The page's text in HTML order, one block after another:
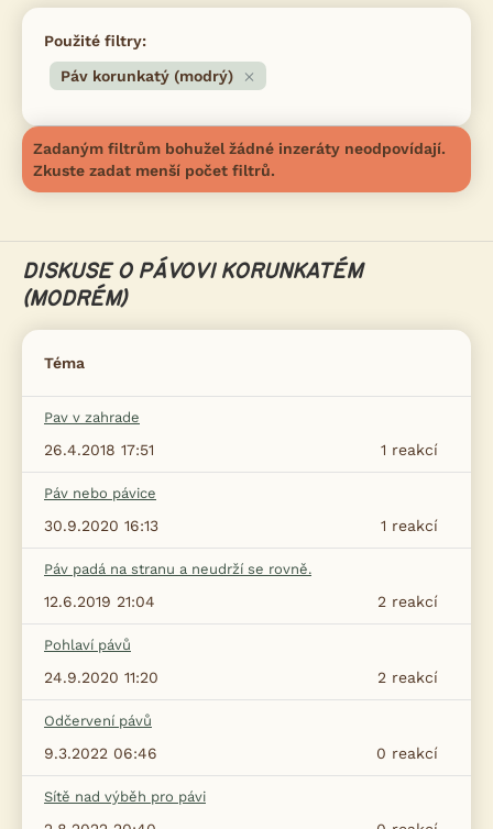
Použité filtry:
Páv korunkatý (modrý)
Zadaným filtrům bohužel žádné inzeráty neodpovídají.
Zkuste zadat menší počet filtrů.
DISKUSE O PÁVOVI KORUNKATÉM
(MODRÉM)
Téma
Pav v zahrade
1 reakcí
26.4.2018 17:51
Páv nebo pávice
1 reakcí
30.9.2020 16:13
Páv padá na stranu a neudrží se rovně.
2 reakcí
12.6.2019 21:04
Pohlaví pávů
2 reakcí
24.9.2020 11:20
Odčervení pávů
0 reakcí
9.3.2022 06:46
Sítě nad výběh pro pávi